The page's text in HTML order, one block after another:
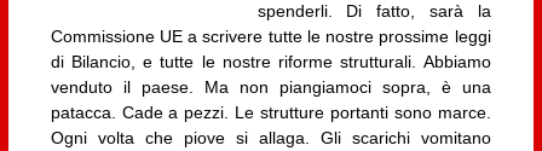
spenderli. Di fatto, sarà la
Commissione UE a scrivere tutte le nostre prossime leggi
di Bilancio, e tutte le nostre riforme strutturali. Abbiamo
venduto il paese. Ma non piangiamoci sopra, è una
patacca. Cade a pezzi. Le strutture portanti sono marce.
Ogni volta che piove si allaga. Gli scarichi vomitano